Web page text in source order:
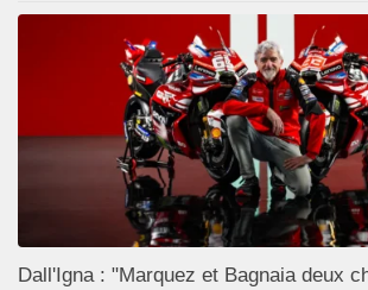
Dall'Igna : "Marquez et Bagnaia deux